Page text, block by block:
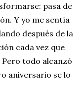
pasa de
Y yo me sentía
después de la
cada vez que
Pero todo alcanzó
aniversario se lo